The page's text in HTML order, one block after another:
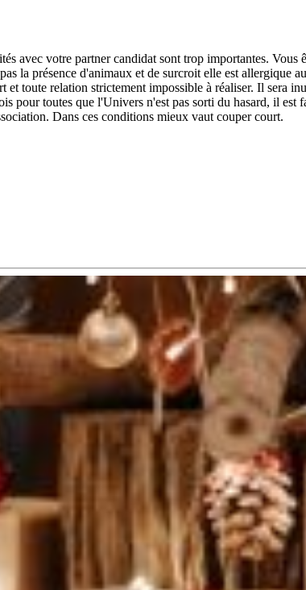
avec votre partner candidat sont trop importantes. Vous
la présence d'animaux et de surcroit elle est allergique
toute relation strictement impossible à réaliser. Il sera
pour toutes que l'Univers n'est pas sorti du hasard, il
Dans ces conditions mieux vaut couper court.